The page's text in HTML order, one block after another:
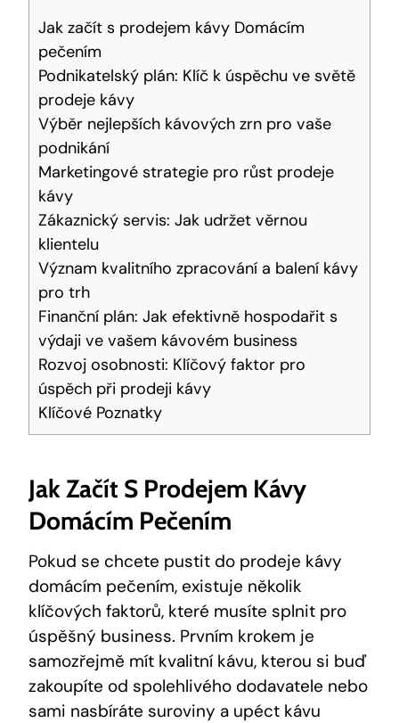
Jak začít s prodejem kávy Domácím
pečením
Podnikatelský plán: Klíč k úspěchu ve světě
prodeje kávy
Výběr nejlepších kávových zrn pro vaše
podnikání
Marketingové strategie pro růst prodeje
kávy
Zákaznický servis: Jak udržet věrnou
klientelu
Význam kvalitního zpracování a balení kávy
pro trh
Finanční plán: Jak efektivně hospodařit s
výdaji ve vašem kávovém business
Rozvoj osobnosti: Klíčový faktor pro
úspěch při prodeji kávy
Klíčové Poznatky
Jak Začít S Prodejem Kávy
Domácím Pečením
Pokud se chcete pustit do prodeje kávy
domácím pečením, existuje několik
klíčových faktorů, které musíte splnit pro
úspěšný business. Prvním krokem je
samozřejmě mít kvalitní kávu, kterou si buď
zakoupíte od spolehlivého dodavatele nebo
sami nasbíráte suroviny a upéct kávu